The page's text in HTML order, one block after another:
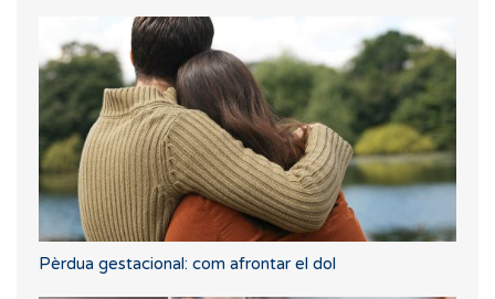
Pèrdua gestacional: com afrontar el dol